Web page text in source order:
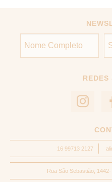
REDES
16 99713 2127
Rua São Sebastião,